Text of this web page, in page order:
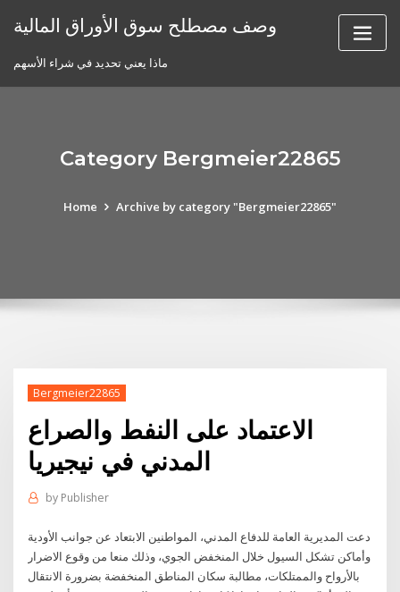
وصف مصطلح سوق الأوراق المالية
ماذا يعني تحديد في شراء الأسهم
Category Bergmeier22865
Home Archive by category "Bergmeier22865"
Bergmeier22865
الاعتماد على النفط والصراع
المدني في نيجيريا
by Publisher
دعت المديرية العامة للدفاع المدني، المواطنين الابتعاد عن جوانب الأودية
وأماكن تشكل السيول خلال المنخفض الجوي، وذلك منعا من وقوع الاضرار
بالأرواح والممتلكات، مطالبة سكان المناطق المنخفضة بضرورة الانتقال